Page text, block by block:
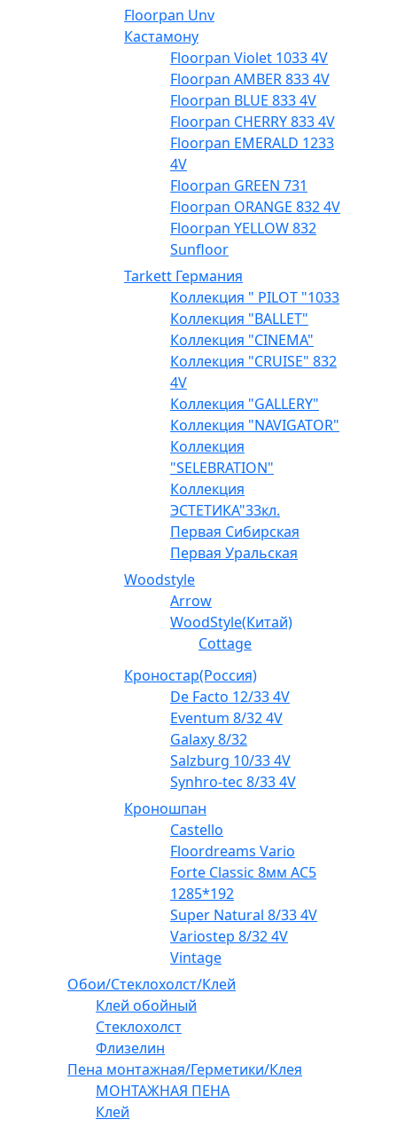
Floorpan Unv
Кастамону
Floorpan Violet 1033 4V
Floorpan AMBER 833 4V
Floorpan BLUE 833 4V
Floorpan CHERRY 833 4V
Floorpan EMERALD 1233
4V
Floorpan GREEN 731
Floorpan ORANGE 832 4V
Floorpan YELLOW 832
Sunfloor
Tarkett Германия
Коллекция " PILOT "1033
Коллекция "BALLET"
Коллекция "CINEMA"
Коллекция "CRUISE" 832
4V
Коллекция "GALLERY"
Коллекция "NAVIGATOR"
Коллекция
"SELEBRATION"
Коллекция
ЭСТЕТИКА"33кл.
Первая Сибирская
Первая Уральская
Woodstyle
Arrow
WoodStyle(Китай)
Cottage
Кроностар(Россия)
De Facto 12/33 4V
Eventum 8/32 4V
Galaxy 8/32
Salzburg 10/33 4V
Synhro-tec 8/33 4V
Кроношпан
Castello
Floordreams Vario
Forte Classic 8мм AC5
1285*192
Super Natural 8/33 4V
Variostep 8/32 4V
Vintage
Обои/Стеклохолст/Клей
Клей обойный
Стеклохолст
Флизелин
Пена монтажная/Герметики/Клея
МОНТАЖНАЯ ПЕНА
Клей